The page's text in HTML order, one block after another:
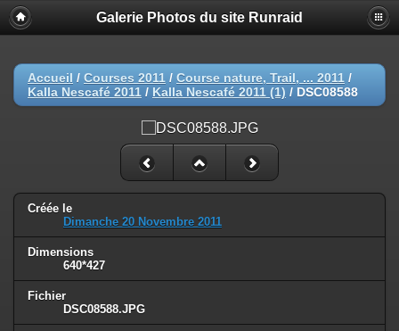
Galerie Photos du site Runraid
Accueil / Courses 2011 / Course nature, Trail, ... 2011 /
Kalla Nescafé 2011 / Kalla Nescafé 2011 (1) / DSC08588
Créée le
Dimanche 20 Novembre 2011
Dimensions
640*427
Fichier
DSC08588.JPG